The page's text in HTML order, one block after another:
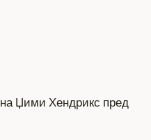
на Џими Хендрикс пред